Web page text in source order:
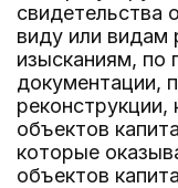
свидетельства
виду или
изысканиям, по
документации,
объектов
которые
объектов